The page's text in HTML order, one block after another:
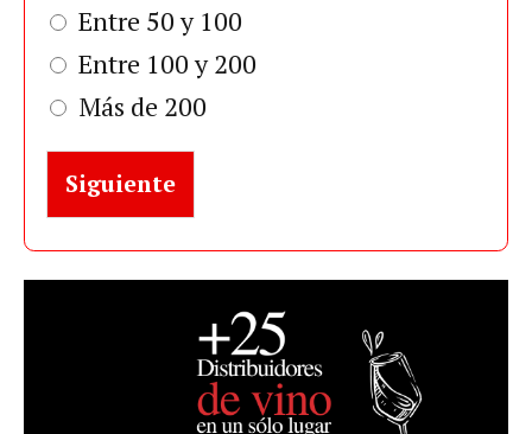
Entre 50 y 100
Entre 100 y 200
Más de 200
Siguiente